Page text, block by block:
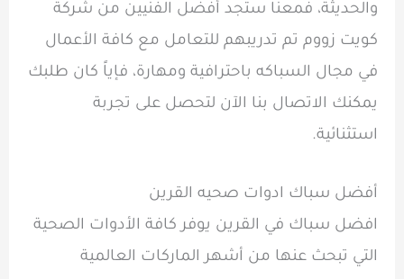
والحديثة، فمعنا ستجد أفضل الفنيين من شركة
كويت زووم تم تدريبهم للتعامل مع كافة الأعمال
في مجال السباكه باحترافية ومهارة، فإياً كان طلبك
يمكنك الاتصال بنا الآن لتحصل على تجربة
استثنائية.
أفضل سباك ادوات صحيه القرين
افضل سباك في القرين يوفر كافة الأدوات الصحية
التي تبحث عنها من أشهر الماركات العالمية